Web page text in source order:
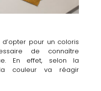
pour un coloris
de connaître
En effet, selon la
couleur va réagir